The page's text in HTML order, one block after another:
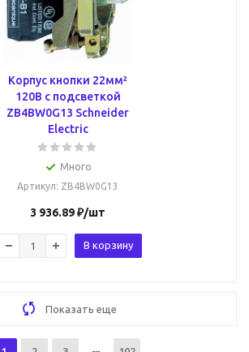
Корпус кнопки 22мм²
120В с подсветкой
ZB4BW0G13 Schneider
Electric
Много
Артикул: ZB4BW0G13
3 936.89₽/шт
В корзину
Показать еще